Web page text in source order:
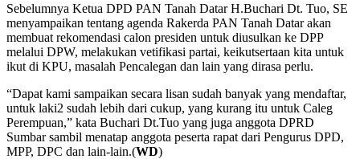
Sebelumnya Ketua DPD PAN Tanah Datar H.Buchari Dt. Tuo, SE
menyampaikan tentang agenda Rakerda PAN Tanah Datar akan
membuat rekomendasi calon presiden untuk diusulkan ke DPP
melalui DPW, melakukan vetifikasi partai, keikutsertaan kita untuk
ikut di KPU, masalah Pencalegan dan lain yang dirasa perlu.
“Dapat kami sampaikan secara lisan sudah banyak yang mendaftar,
untuk laki2 sudah lebih dari cukup, yang kurang itu untuk Caleg
Perempuan,” kata Buchari Dt.Tuo yang juga anggota DPRD
Sumbar sambil menatap anggota peserta rapat dari Pengurus DPD,
MPP, DPC dan lain-lain.(WD)